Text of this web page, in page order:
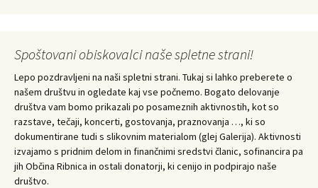
Spoštovani obiskovalci naše spletne strani!
Lepo pozdravljeni na naši spletni strani. Tukaj si lahko preberete o
našem društvu in ogledate kaj vse počnemo. Bogato delovanje
društva vam bomo prikazali po posameznih aktivnostih, kot so
razstave, tečaji, koncerti, gostovanja, praznovanja …, ki so
dokumentirane tudi s slikovnim materialom (glej Galerija). Aktivnosti
izvajamo s pridnim delom in finančnimi sredstvi članic, sofinancira pa
jih Občina Ribnica in ostali donatorji, ki cenijo in podpirajo naše
društvo.